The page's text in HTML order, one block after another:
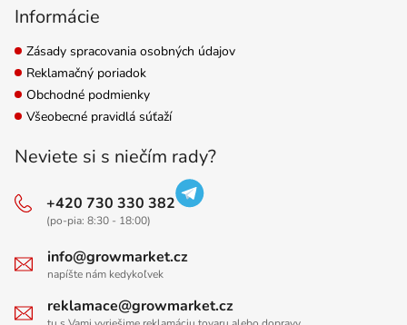
Informácie
Zásady spracovania osobných údajov
Reklamačný poriadok
Obchodné podmienky
Všeobecné pravidlá súťaží
Neviete si s niečím rady?
+420 730 330 382
(po-pia: 8:30 - 18:00)
info@growmarket.cz
napíšte nám kedykoľvek
reklamace@growmarket.cz